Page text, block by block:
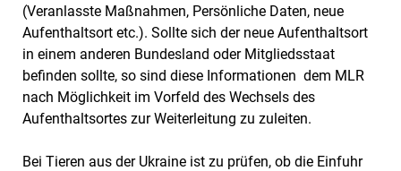
(Veranlasste Maßnahmen, Persönliche Daten, neue
Aufenthaltsort etc.). Sollte sich der neue Aufenthaltsort
in einem anderen Bundesland oder Mitgliedsstaat
befinden sollte, so sind diese Informationen dem MLR
nach Möglichkeit im Vorfeld des Wechsels des
Aufenthaltsortes zur Weiterleitung zu zuleiten.
Bei Tieren aus der Ukraine ist zu prüfen, ob die Einfuhr